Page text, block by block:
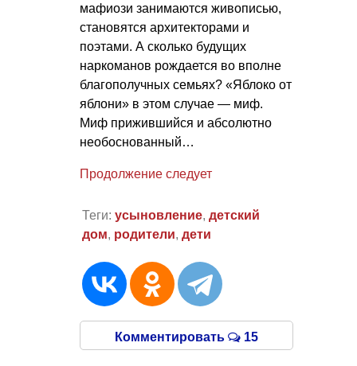
мафиози занимаются живописью,
становятся архитекторами и
поэтами. А сколько будущих
наркоманов рождается во вполне
благополучных семьях? «Яблоко от
яблони» в этом случае — миф.
Миф прижившийся и абсолютно
необоснованный…
Продолжение следует
Теги: усыновление, детский
дом, родители, дети
Комментировать 15